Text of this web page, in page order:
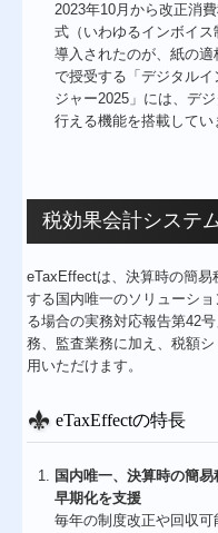
2023年10月から改正消
式（いわゆるインボイ
導入されたのが、紙の適
で授受する「デジタル
ジャー2025」には、デ
行える機能を搭載してい
税効果会計システ
eTaxEffectは、決算時の簡
する国内唯一のソリューシ
る場合の実務対応報告第42
務、監査業務に加え、税額
用いただけます。
eTaxEffectの特長
国内唯一、決算時の簡
早期化を支援
毎年の制度改正や回収